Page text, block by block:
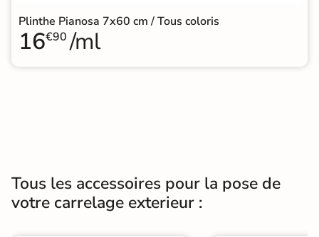
Plinthe Pianosa 7x60 cm / Tous coloris
16€90 /ml
Tous les accessoires pour la pose de
votre carrelage exterieur :